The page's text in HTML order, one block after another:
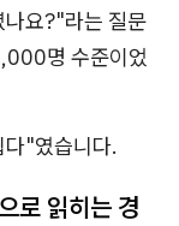
요?"라는 질문
명 수준이었
"였습니다.
로 읽히는 경